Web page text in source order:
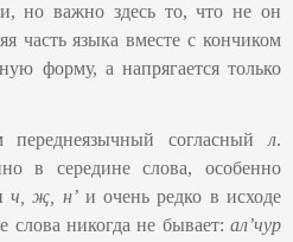
но важно здесь то, что не он
часть языка вместе с кончиком
форму, а напрягается только
переднеязычный согласный л.
в середине слова, особенно
ч, җ, нʼи очень редко в исходе
слова никогда не бывает: ал’чур